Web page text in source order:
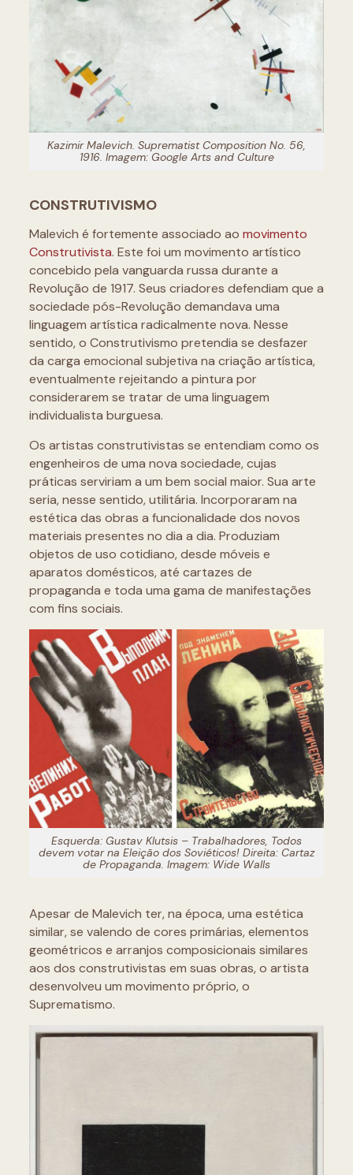
Kazimir Malevich. Suprematist Composition No. 56,
1916. Imagem: Google Arts and Culture
CONSTRUTIVISMO
Malevich é fortemente associado ao movimento
Construtivista. Este foi um movimento artístico
concebido pela vanguarda russa durante a
Revolução de 1917. Seus criadores defendiam que a
sociedade pós-Revolução demandava uma
linguagem artística radicalmente nova. Nesse
sentido, o Construtivismo pretendia se desfazer
da carga emocional subjetiva na criação artística,
eventualmente rejeitando a pintura por
considerarem se tratar de uma linguagem
individualista burguesa.
Os artistas construtivistas se entendiam como os
engenheiros de uma nova sociedade, cujas
práticas serviriam a um bem social maior. Sua arte
seria, nesse sentido, utilitária. Incorporaram na
estética das obras a funcionalidade dos novos
materiais presentes no dia a dia. Produziam
objetos de uso cotidiano, desde móveis e
aparatos domésticos, até cartazes de
propaganda e toda uma gama de manifestações
com fins sociais.
Esquerda: Gustav Klutsis – Trabalhadores, Todos
devem votar na Eleição dos Soviéticos!Direita: Cartaz
de Propaganda. Imagem: Wide Walls
Apesar de Malevich ter, na época, uma estética
similar, se valendo de cores primárias, elementos
geométricos e arranjos composicionais similares
aos dos construtivistas em suas obras, o artista
desenvolveu um movimento próprio, o
Suprematismo.